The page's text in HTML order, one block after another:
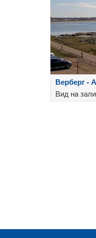
Верберг -
Вид на